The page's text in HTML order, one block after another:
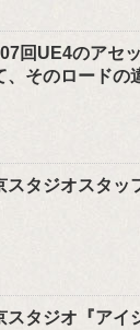
回UE4のアセ
、そのロードの
スタジオスタッ
スタジオ『アイ